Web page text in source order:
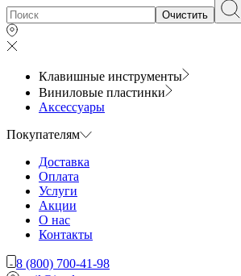
Очистить
Клавишные инструменты
Виниловые пластинки
Аксессуары
Покупателям
Доставка
Оплата
Услуги
Акции
О нас
Контакты
8 (800) 700-41-98